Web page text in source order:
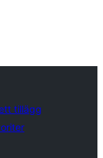
tillägg